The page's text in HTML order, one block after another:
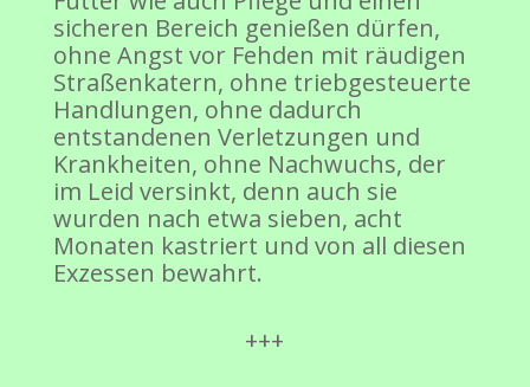
sicheren Bereich genießen dürfen,
ohne Angst vor Fehden mit räudigen
Straßenkatern, ohne triebgesteuerte
Handlungen, ohne dadurch
entstandenen Verletzungen und
Krankheiten, ohne Nachwuchs, der
im Leid versinkt, denn auch sie
wurden nach etwa sieben, acht
Monaten kastriert und von all diesen
Exzessen bewahrt.
+++